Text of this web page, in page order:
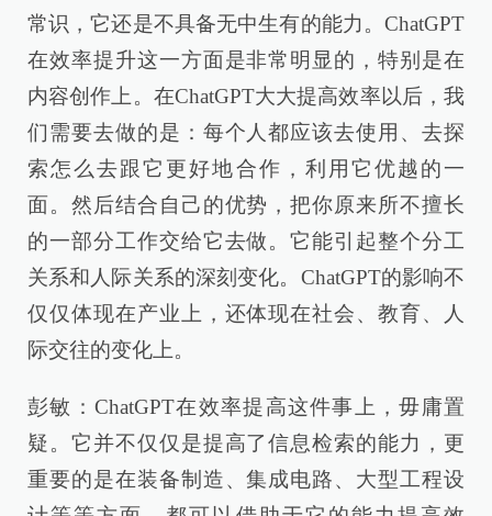
常识，它还是不具备无中生有的能力。ChatGPT
在效率提升这一方面是非常明显的，特别是在
内容创作上。在ChatGPT大大提高效率以后，我
们需要去做的是：每个人都应该去使用、去探
索怎么去跟它更好地合作，利用它优越的一
面。然后结合自己的优势，把你原来所不擅长
的一部分工作交给它去做。它能引起整个分工
关系和人际关系的深刻变化。ChatGPT的影响不
仅仅体现在产业上，还体现在社会、教育、人
际交往的变化上。
彭敏：ChatGPT在效率提高这件事上，毋庸置
疑。它并不仅仅是提高了信息检索的能力，更
重要的是在装备制造、集成电路、大型工程设